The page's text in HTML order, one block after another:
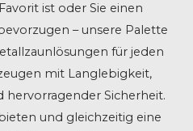
ist oder Sie einen
– unsere Palette
für jeden
mit Langlebigkeit,
hervorragender Sicherheit.
und gleichzeitig eine